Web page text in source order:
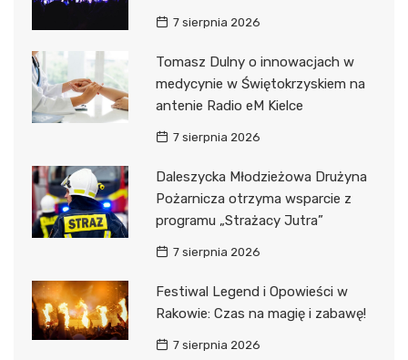
7 sierpnia 2026
Tomasz Dulny o innowacjach w
medycynie w Świętokrzyskiem na
antenie Radio eM Kielce
7 sierpnia 2026
Daleszycka Młodzieżowa Drużyna
Pożarnicza otrzyma wsparcie z
programu „Strażacy Jutra”
7 sierpnia 2026
Festiwal Legend i Opowieści w
Rakowie: Czas na magię i zabawę!
7 sierpnia 2026